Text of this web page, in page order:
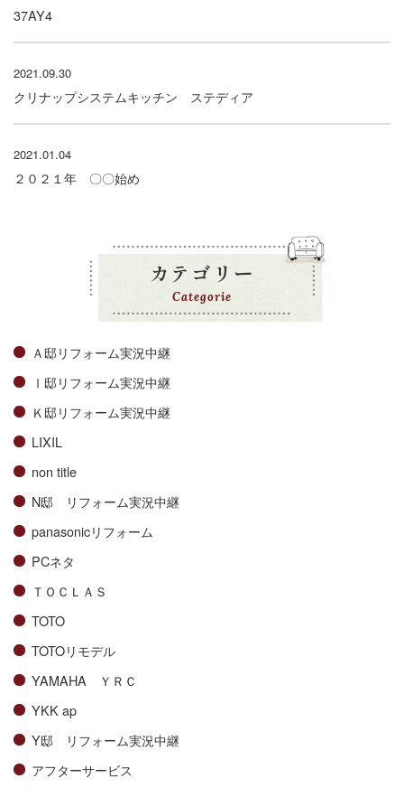
37AY4
2021.09.30
クリナップシステムキッチン ステディア
2021.01.04
２０２１年 〇〇始め
カテゴリー
Categorie
Ａ邸リフォーム実況中継
Ⅰ邸リフォーム実況中継
Ｋ邸リフォーム実況中継
LIXIL
non title
N邸 リフォーム実況中継
panasonicリフォーム
PCネタ
ＴＯＣＬＡＳ
TOTO
TOTOリモデル
YAMAHA ＹＲＣ
YKK ap
Y邸 リフォーム実況中継
アフターサービス